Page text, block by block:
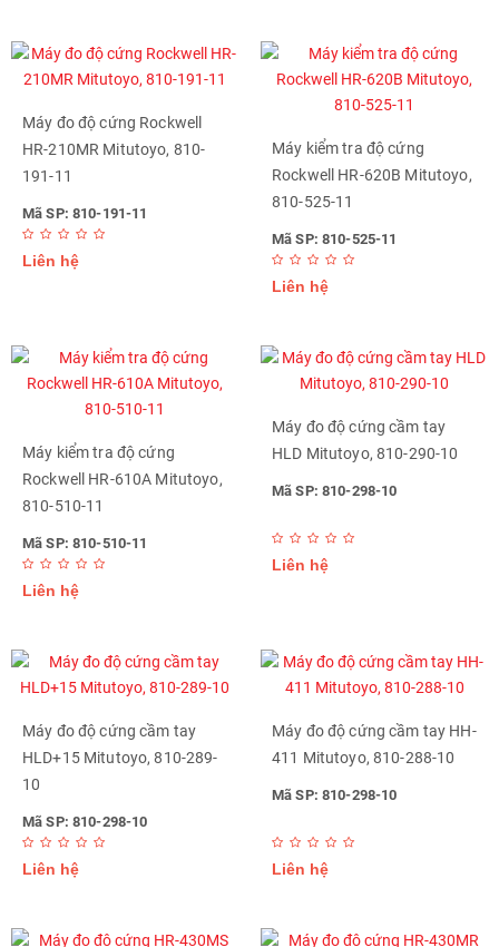
Máy đo độ cứng Rockwell
HR-210MR Mitutoyo, 810-
191-11
Mã SP: 810-191-11
Liên hệ
Máy kiểm tra độ cứng
Rockwell HR-620B Mitutoyo,
810-525-11
Mã SP: 810-525-11
Liên hệ
Máy kiểm tra độ cứng
Rockwell HR-610A Mitutoyo,
810-510-11
Mã SP: 810-510-11
Liên hệ
Máy đo độ cứng cầm tay
HLD Mitutoyo, 810-290-10
Mã SP: 810-298-10
Liên hệ
Máy đo độ cứng cầm tay
HLD+15 Mitutoyo, 810-289-
10
Mã SP: 810-298-10
Liên hệ
Máy đo độ cứng cầm tay HH-
411 Mitutoyo, 810-288-10
Mã SP: 810-298-10
Liên hệ